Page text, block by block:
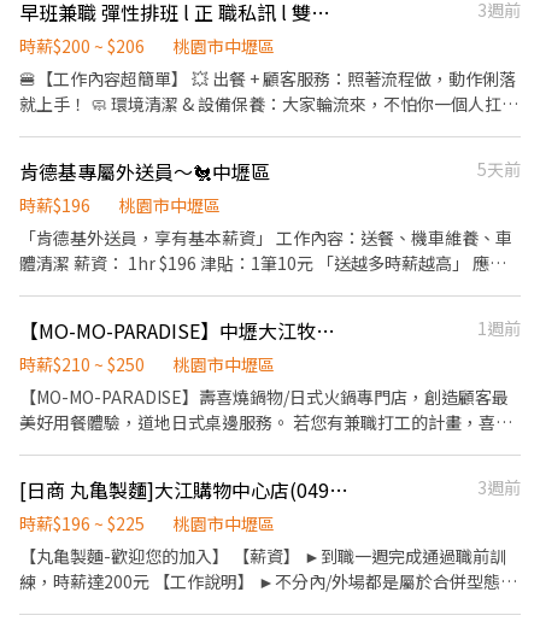
07:00~16:00 時薪225~240元（含津貼） 午班：14:00~23:00 時薪
265~275元（含津貼） 【匯薪方式】：每月10號/周領/隔日領 ▶工
作地點：高鐵南:桃園市中壢區高鐵南路四段888號 【應徵方式】：
✌葉專員0967255368 ✌薛專員0938456835 ✌截圖後·點擊鏈接應
早班兼職 彈性排班 l 正 職私訊 l 雙周發薪 l Qburger中壢龍昌店
3週前
時薪$200 ~ $206
桃園市中壢區
🍔【工作內容超簡單】 💥 出餐 + 顧客服務：照著流程做，動作俐落
就上手！ 🧼 環境清潔 & 設備保養：大家輪流來，不怕你一個人扛
處：一起嗨、一起扛、一起吃宵夜 😎 📍 全台超過百家門市：幫你就
近安排，通勤輕鬆不花錢 🚀 穩定兼職 → 有機會轉正：升職不是
夢，只差一個你！
肯德基專屬外送員～🐔中壢區
5天前
時薪$196
桃園市中壢區
「肯德基外送員，享有基本薪資」 工作內容：送餐、機車維養、車
體清潔 薪資： 1hr $196 津貼：1筆10元 「送越多時薪越高」 應徵
【MO-MO-PARADISE】中壢大江牧場-外場兼職(早班,中班,晚班)C13
1週前
時薪$210 ~ $250
桃園市中壢區
【MO-MO-PARADISE】壽喜燒鍋物/日式火鍋專門店，創造顧客最
美好用餐體驗，道地日式桌邊服務。 若您有兼職打工的計畫，喜歡
諮詢服務 3. 店內環境、座位區清潔整理 4. 收銀結帳，開店前準備及
閉店整理作業 5. 完成主管交付工作 ✅工作時段 (1)早班：
09:00~18:00 (2)中班：12:00~21:00 (3)晚班：18:00~23:00或23:30
(排班區間另安排休息時間，週六、週日有一天可排班者尤佳。) ※
彈性排班可討論喔。週六與週日正常工時出勤每小時再加5圓，國定
[日商 丸亀製麵]大江購物中心店(049)-長期兼職夥伴｜工讀生｜實習｜彈性排班
3週前
時薪$196 ~ $225
桃園市中壢區
【丸亀製麵-歡迎您的加入】 【薪資】 ►到職一週完成通過職前訓
練，時薪達200元 【工作說明】 ►不分內/外場都是屬於合併型態的